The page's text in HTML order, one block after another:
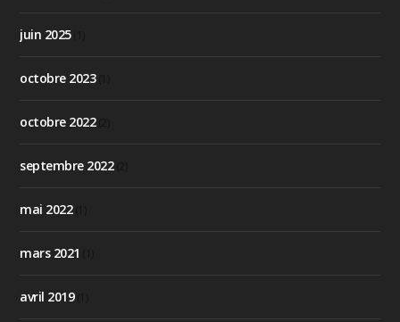
juin 2025(1)
octobre 2023(1)
octobre 2022(2)
septembre 2022(2)
mai 2022(1)
mars 2021
avril 2019(1)